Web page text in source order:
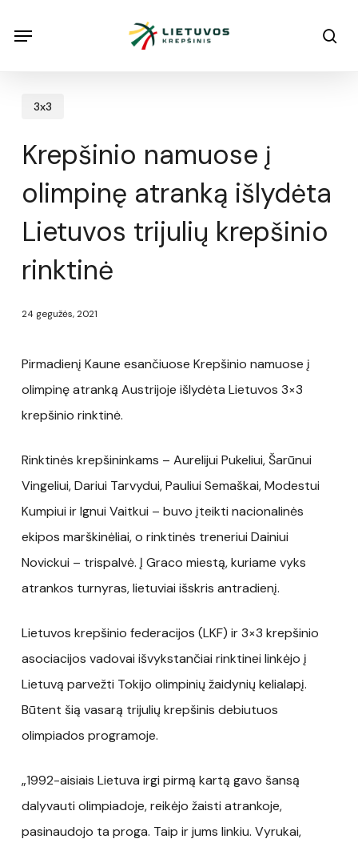
Menu
3x3
Krepšinio namuose į
olimpinę atranką išlydėta
Lietuvos trijulių krepšinio
rinktinė
24 gegužės, 2021
Pirmadienį Kaune esančiuose Krepšinio namuose į
olimpinę atranką Austrijoje išlydėta Lietuvos 3×3
krepšinio rinktinė.
Rinktinės krepšininkams – Aurelijui Pukeliui, Šarūnui
Vingeliui, Dariui Tarvydui, Pauliui Semaškai, Modestui
Kumpiui ir Ignui Vaitkui – buvo įteikti nacionalinės
ekipos marškinėliai, o rinktinės treneriui Dainiui
Novickui – trispalvė. Į Graco miestą, kuriame vyks
atrankos turnyras, lietuviai išskris antradienį.
Lietuvos krepšinio federacijos (LKF) ir 3×3 krepšinio
asociacijos vadovai išvykstančiai rinktinei linkėjo į
Lietuvą parvežti Tokijo olimpinių žaidynių kelialapį.
Būtent šią vasarą trijulių krepšinis debiutuos
olimpiados programoje.
„1992-aisiais Lietuva irgi pirmą kartą gavo šansą
dalyvauti olimpiadoje, reikėjo žaisti atrankoje,
pasinaudojo ta proga. Taip ir jums linkiu. Vyrukai,